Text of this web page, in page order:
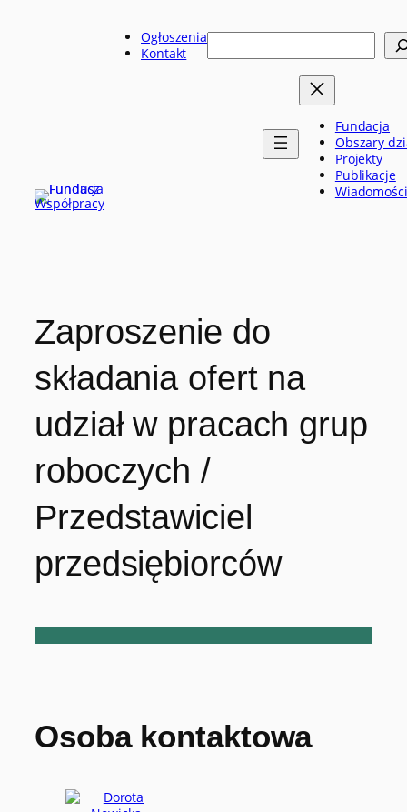
Ogłoszenia
Kontakt
Szukaj
Fundacja
Obszary
Projekty
Publikacje
Wiadomości
Zaproszenie do
składania ofert na
udział w pracach grup
roboczych /
Przedstawiciel
przedsiębiorców
Osoba kontaktowa